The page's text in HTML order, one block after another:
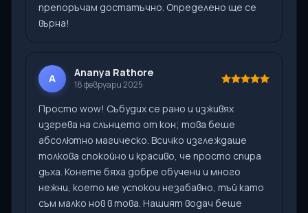
препоръчам достатъчно. Определено ще се
върна!
A Ananya Rathore
18 февруари 2025
Просто wow! Събудих се рано и изживях
изгрева на слънцето от кон; това беше
абсолютно магическо. Всичко изглеждаше
толкова спокойно и красиво, че просто спира
дъха. Конете бяха добре обучени и много
нежни, което ме успокои незабавно, тъй като
съм малко нов в това. Нашият водач беше